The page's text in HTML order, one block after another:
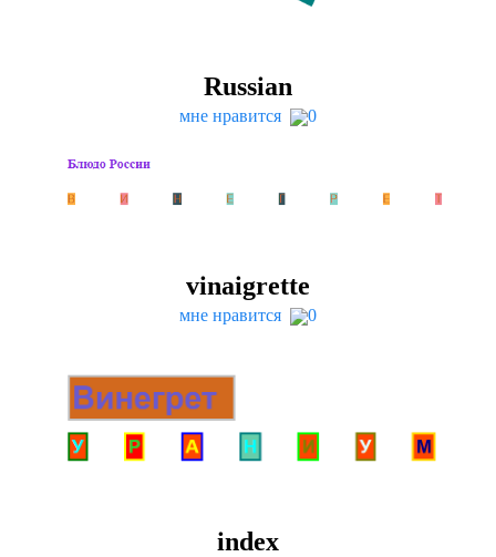
Russ­ian
мне нравится 0
vinai­grette
мне нравится 0
index